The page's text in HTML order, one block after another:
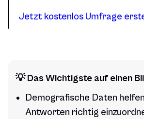
Jetzt kostenlos Umfrage
💡 Das Wichtigste auf einen
Demografische Daten
Antworten richtig